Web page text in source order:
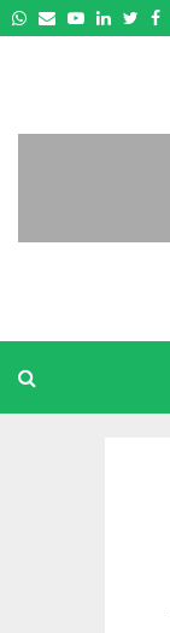
Facebook
Twitter
Linkedin
Youtube